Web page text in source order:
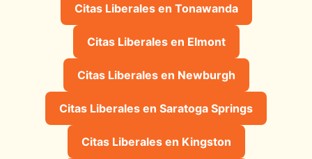
Citas Liberales en Tonawanda
Citas Liberales en Elmont
Citas Liberales en Newburgh
Citas Liberales en Saratoga Springs
Citas Liberales en Kingston